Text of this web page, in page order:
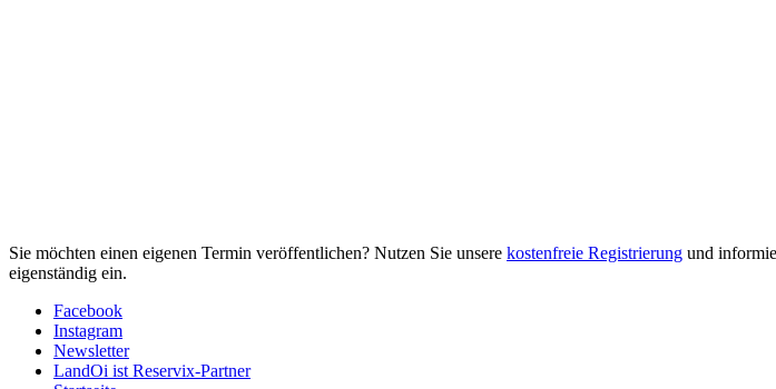
Sie möchten einen eigenen Termin veröffentlichen? Nutzen Sie unsere kostenfreie Registrierung und
eigenständig ein.
Facebook
Instagram
Newsletter
LandOi ist Reservix-Partner